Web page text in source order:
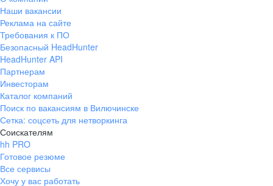
Наши вакансии
Реклама на сайте
Требования к ПО
Безопасный HeadHunter
HeadHunter API
Партнерам
Инвесторам
Каталог компаний
Поиск по вакансиям в Вилючинске
Сетка: соцсеть для нетворкинга
Соискателям
hh PRO
Готовое резюме
Все сервисы
Хочу у вас работать